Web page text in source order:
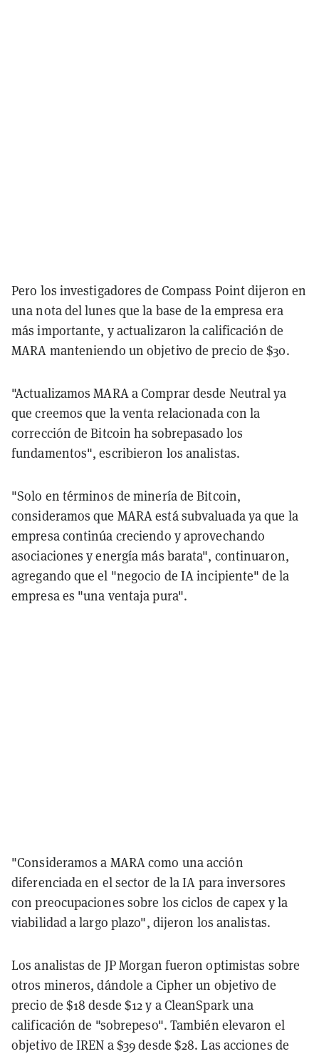
Pero los investigadores de Compass Point dijeron en
una nota del lunes que la base de la empresa era
más importante, y actualizaron la calificación de
MARA manteniendo un objetivo de precio de $30.
"Actualizamos MARA a Comprar desde Neutral ya
que creemos que la venta relacionada con la
corrección de Bitcoin ha sobrepasado los
fundamentos", escribieron los analistas.
"Solo en términos de minería de Bitcoin,
consideramos que MARA está subvaluada ya que la
empresa continúa creciendo y aprovechando
asociaciones y energía más barata", continuaron,
agregando que el "negocio de IA incipiente" de la
empresa es "una ventaja pura".
"Consideramos a MARA como una acción
diferenciada en el sector de la IA para inversores
con preocupaciones sobre los ciclos de capex y la
viabilidad a largo plazo", dijeron los analistas.
Los analistas de JP Morgan fueron optimistas sobre
otros mineros, dándole a Cipher un objetivo de
precio de $18 desde $12 y a CleanSpark una
calificación de "sobrepeso". También elevaron el
objetivo de IREN a $39 desde $28. Las acciones de